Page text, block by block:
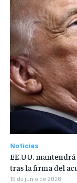
Noticias
EE.UU.
tras la firma del
15 de junio de 2026